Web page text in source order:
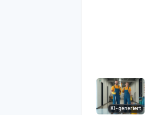
KI-generiert